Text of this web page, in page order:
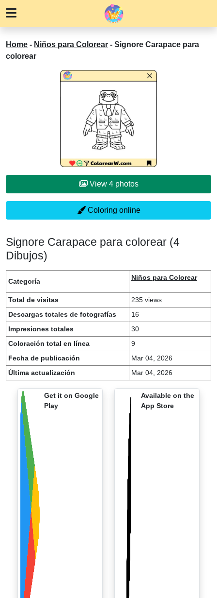
Home - Niños para Colorear - Signore Carapace para
colorear
View 4 photos
Coloring online
Signore Carapace para colorear (4
Dibujos)
Categoría Niños para Colorear
Total de visitas
235 views
Descargas totales de fotografías
16
Impresiones totales
30
Coloración total en línea
9
Fecha de publicación
Mar 04, 2026
Última actualización
Mar 04, 2026
Get it on Google
Play
Available on the
App Store